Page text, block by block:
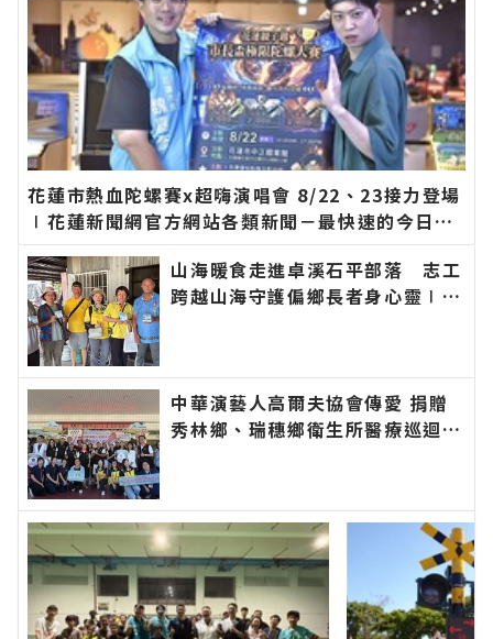
花蓮市熱血陀螺賽x超嗨演唱會 8/22、23接力登場
∣花蓮新聞網官方網站各類新聞－最快速的今日新
聞報導 最新的在地資訊！
山海暖食走進卓溪石平部落 志工
跨越山海守護偏鄉長者身心靈∣花
訊！
中華演藝人高爾夫協會傳愛 捐贈
秀林鄉、瑞穗鄉衛生所醫療巡迴車
的今日新聞報導 最新的在地資
訊！